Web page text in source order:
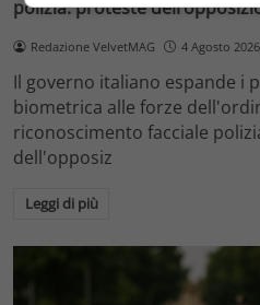
polizia: proteste
Redazione VelvetMAG 4 Agosto 2026
Il governo italiano espande i
biometrica alle forze
riconoscimento facciale
dell'opposiz
Leggi di più